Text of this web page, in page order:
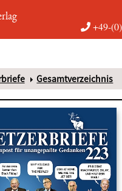
+49-
Gesamtverzeichnis